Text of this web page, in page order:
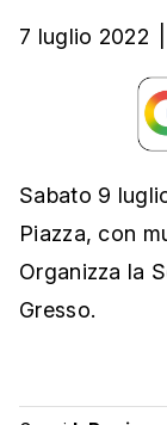
7 luglio 2022
Sabato 9
Piazza, con
Organizza la
Gresso.